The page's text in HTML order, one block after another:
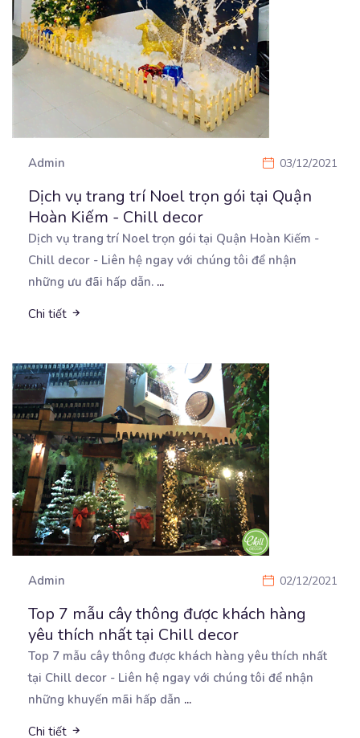
Admin 03/12/2021
Dịch vụ trang trí Noel trọn gói tại Quận
Hoàn Kiếm - Chill decor
Dịch vụ trang trí Noel trọn gói tại Quận Hoàn Kiếm -
Chill decor - Liên hệ ngay với chúngtôi để nhận
những ưu đãi hấp dẫn. ...
Chi tiết
Admin 02/12/2021
Top 7 mẫu cây thông được khách hàng
yêu thích nhất tại Chill decor
Top 7 mẫu cây thông được khách hàng yêu thích nhất
tại Chill decor - Liên hệ ngay với chúngtôi để nhận
những khuyến mãi hấp dẫn ...
Chi tiết